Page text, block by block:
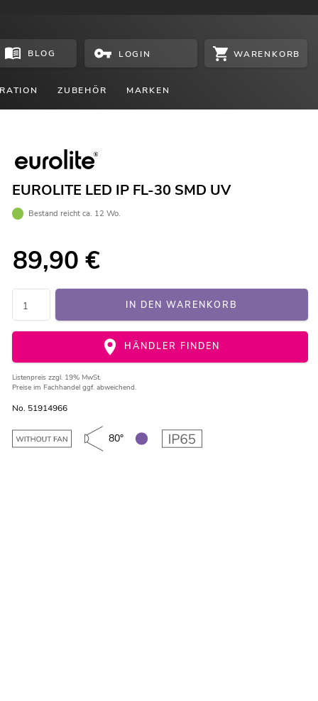
BLOG LOGIN WARENKORB
ZUBEHÖR MARKEN
EUROLITE LED IP FL-30 SMD UV
Bestand reicht ca. 12 Wo.
89,90 €
IN DEN WARENKORB
HÄNDLER FINDEN
Listenpreis zzgl. 19% MwSt.
Preise im Fachhandel ggf. abweichend.
No. 51914966
80°